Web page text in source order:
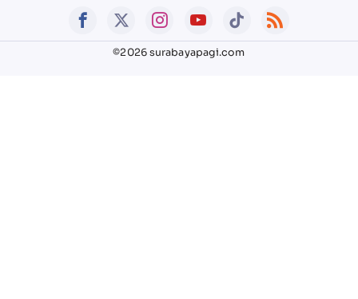
©2026 surabayapagi.com